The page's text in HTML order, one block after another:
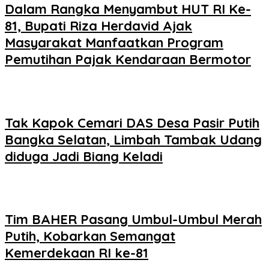
Dalam Rangka Menyambut HUT RI Ke-
81, Bupati Riza Herdavid Ajak
Masyarakat Manfaatkan Program
Pemutihan Pajak Kendaraan Bermotor
Tak Kapok Cemari DAS Desa Pasir Putih
Bangka Selatan, Limbah Tambak Udang
diduga Jadi Biang Keladi
Tim BAHER Pasang Umbul-Umbul Merah
Putih, Kobarkan Semangat
Kemerdekaan RI ke-81